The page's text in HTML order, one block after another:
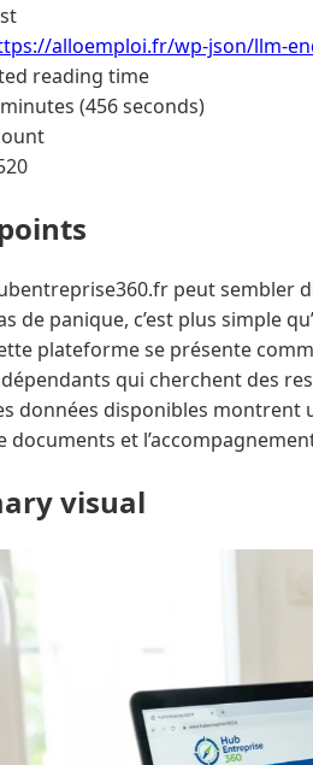
alloemploi.fr/wp-json/llm-
reading time
(456 seconds)
peut sembler
de panique, c’est plus simple
plateforme se présente
qui cherchent des
données disponibles montrent
documents et
visual